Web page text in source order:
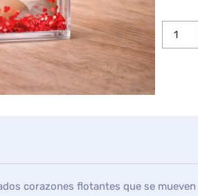
rojos
cantidad
corazones flotantes que se